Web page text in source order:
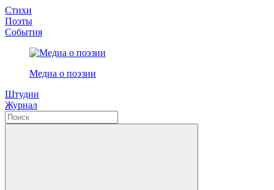
Стихи
Поэты
События
Медиа о поэзии
Штудии
Журнал